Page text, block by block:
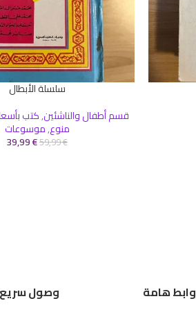
سلسلة الأبطال
قسم أطفال والناشئين,كتب
منوع,موسوعات
59,99€
39,99€
هامة وصول سريع